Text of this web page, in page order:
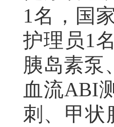
1名，国
护理员1
胰岛素泵
血流ABI
刺、甲状